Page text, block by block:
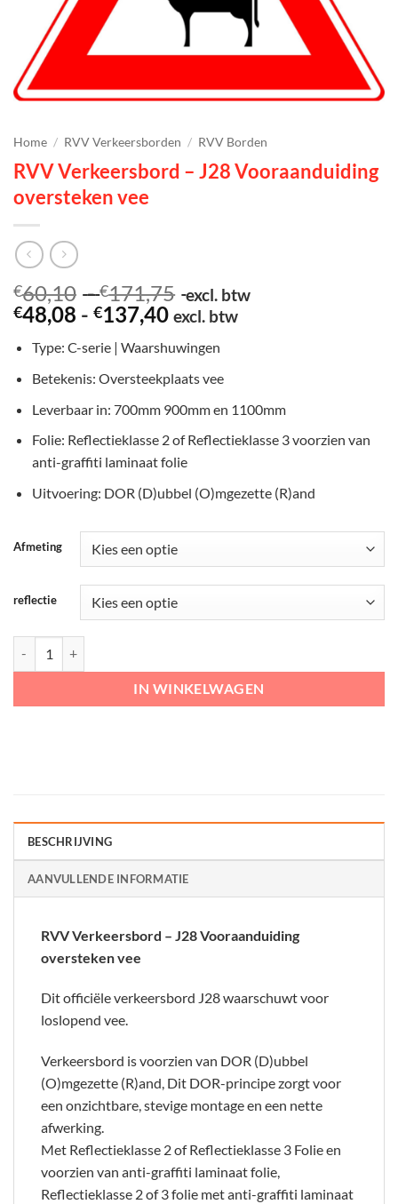
Home / RVV Verkeersborden / RVV Borden
RVV Verkeersbord – J28 Vooraanduiding
oversteken vee
€60,10 - €171,75 Prijsklasse:
€60,10
€171,75
excl. btw
€48,08 - €137,40Prijsklasse:
tot
€137,40
excl. btw
Type: C-serie | Waarshuwingen
Betekenis: Oversteekplaats vee
Leverbaar in: 700mm 900mm en 1100mm
Folie: Reflectieklasse 2 of Reflectieklasse 3 voorzien van
anti-graffiti laminaat folie
Uitvoering: DOR (D)ubbel (O)mgezette (R)and
Afmeting
reflectie
IN WINKELWAGEN
BESCHRIJVING
AANVULLENDE INFORMATIE
RVV Verkeersbord – J28 Vooraanduiding
oversteken vee
Dit officiële verkeersbord J28 waarschuwt voor
loslopend vee.
Verkeersbord is voorzien van DOR (D)ubbel
(O)mgezette (R)and, Dit DOR-principe zorgt voor
een onzichtbare, stevige montage en een nette
afwerking.
Met Reflectieklasse 2 of Reflectieklasse 3 Folie en
voorzien van anti-graffiti laminaat folie,
Reflectieklasse 2 of 3 folie met anti-graffiti laminaat